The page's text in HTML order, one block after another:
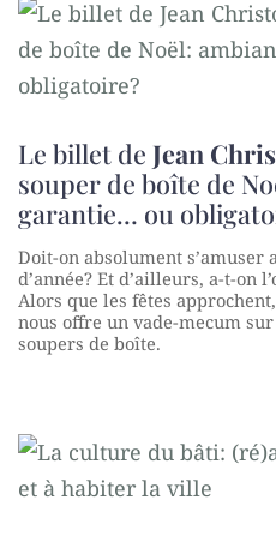
Le billet de Jean
souper de boîte de
garantie… ou
Doit-on absolument s’amuser
d’année? Et d’ailleurs, a-t-on
Alors que les fêtes
nous offre un vade-mecum
soupers de boîte.